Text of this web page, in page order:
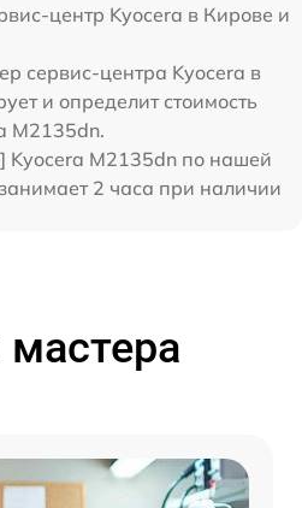
центр Kyocera в Кирове и
сервис-центра Kyocera в
и определит стоимость
M2135dn.
Kyocera M2135dn по нашей
2 часа при наличии